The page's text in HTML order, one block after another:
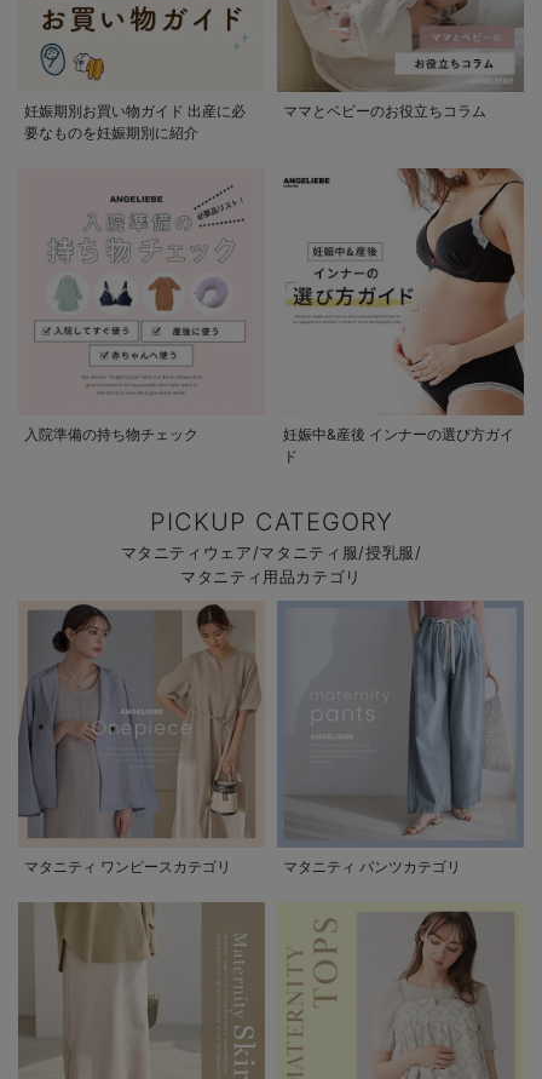
妊娠期別お買い物ガイド 出産に必
要なものを妊娠期別に紹介
ママとベビーのお役立ちコラム
入院準備の持ち物チェック
妊娠中&産後 インナーの選び方ガイ
ド
PICKUP CATEGORY
マタニティウェア/マタニティ服/授乳服/
マタニティ用品カテゴリ
マタニティ ワンピースカテゴリ マタニティ パンツカテゴリ